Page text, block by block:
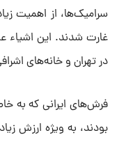
سرامیک‌ها، از اهمیت
غارت شدند. این اشیاء
در تهران و خانه‌های
فرش‌های ایرانی که به
بودند، به ویژه ارزش